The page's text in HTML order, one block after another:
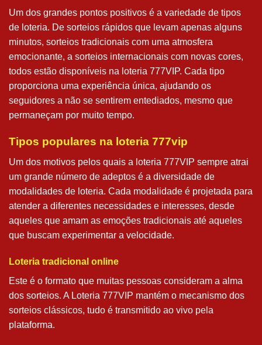
Um dos grandes pontos positivos é a variedade de tipos
de loteria. De sorteios rápidos que levam apenas alguns
minutos, sorteios tradicionais com uma atmosfera
emocionante, a sorteios internacionais com novas cores,
todos estão disponíveis na loteria 777VIP. Cada tipo
proporciona uma experiência única, ajudando os
seguidores a não se sentirem entediados, mesmo que
permaneçam por muito tempo.
Tipos populares na loteria 777vip
Um dos motivos pelos quais a loteria 777VIP sempre atrai
um grande número de adeptos é a diversidade de
modalidades de loteria. Cada modalidade é projetada para
atender a diferentes necessidades e interesses, desde
aqueles que amam as emoções tradicionais até aqueles
que buscam experimentar a velocidade.
Loteria tradicional online
Este é o formato que muitas pessoas consideram a alma
dos sorteios. A Loteria 777VIP mantém o mecanismo dos
sorteios clássicos, tudo é transmitido ao vivo pela
plataforma.